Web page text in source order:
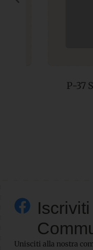
P-37
Unisciti alla nostra